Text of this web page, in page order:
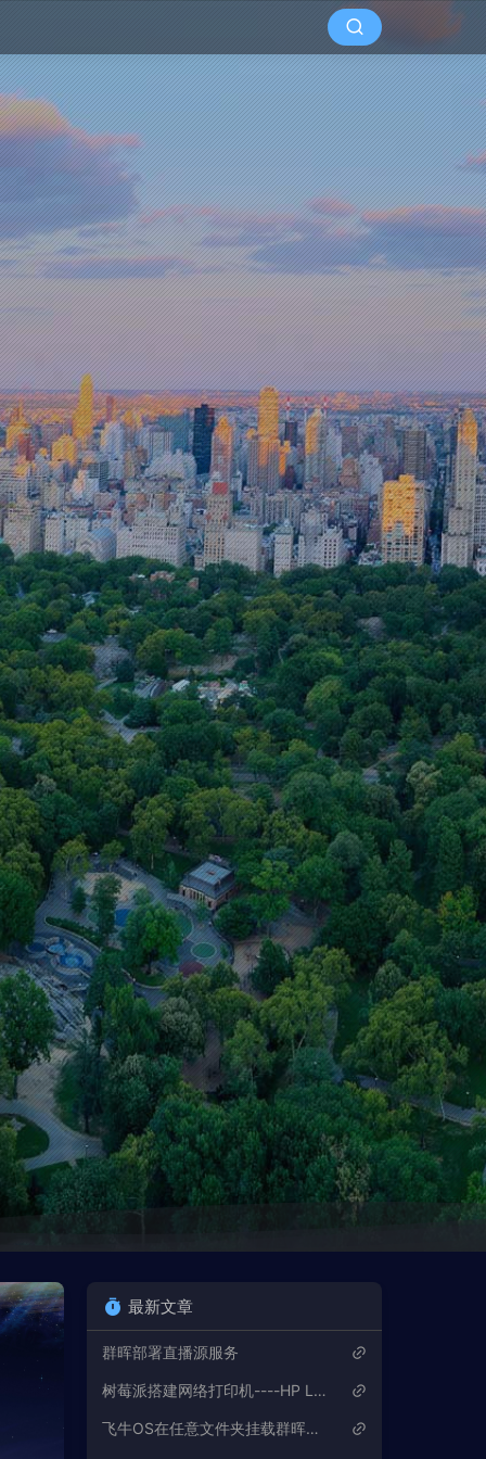
最新文章
群晖部署直播源服务
树莓派搭建网络打印机----HP LaserJet P1008
飞牛OS在任意文件夹挂载群晖SMB文件夹